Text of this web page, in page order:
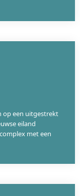
op een uitgestrekt
eiland
met een